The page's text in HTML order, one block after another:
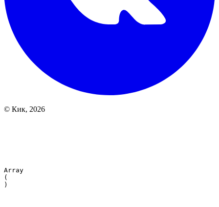
© Кик, 2026
Array
(